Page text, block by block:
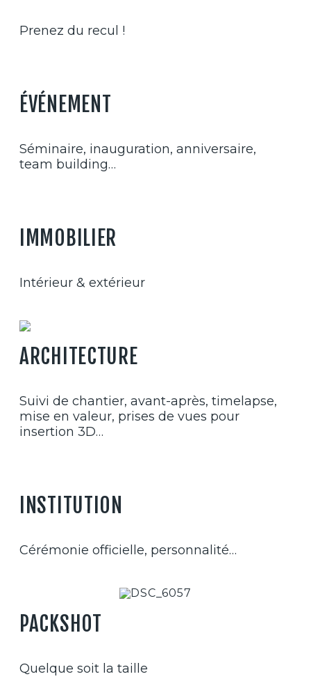
Prenez du recul !
ÉVÉNEMENT
Séminaire, inauguration, anniversaire,
team building…
IMMOBILIER
Intérieur & extérieur
ARCHITECTURE
Suivi de chantier, avant-après, timelapse,
mise en valeur, prises de vues pour
insertion 3D…
INSTITUTION
Cérémonie officielle, personnalité…
PACKSHOT
Quelque soit la taille